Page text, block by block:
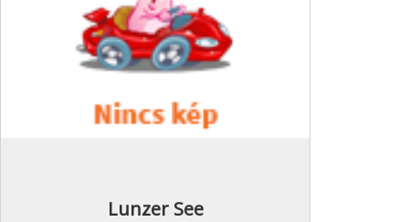
Lunzer See